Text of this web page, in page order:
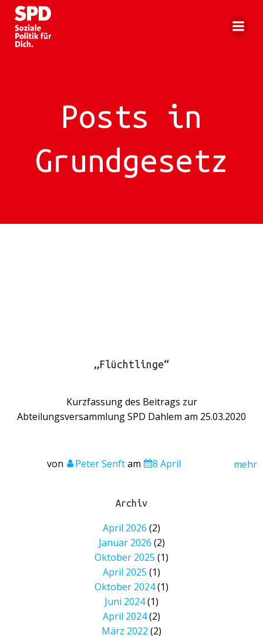
Posts in
Grundgesetz
„Flüchtlinge“
Kurzfassung des Beitrags zur
Abteilungsversammlung SPD Dahlem am 25.03.2020
von Peter Senftam 8 April mehr
Archiv
April 2026 (2)
Januar 2026 (2)
Oktober 2025 (1)
April 2025 (1)
Oktober 2024(1)
Juni 2024(1)
April 2024(2)
März 2022 (2)